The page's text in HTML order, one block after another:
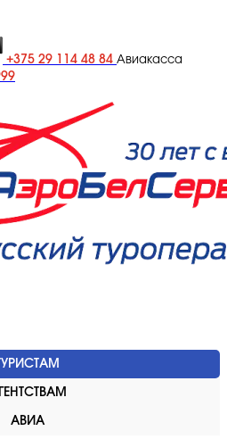
+375 29 114 48 84 Авиакасса
ТУРИСТАМ
АВИА